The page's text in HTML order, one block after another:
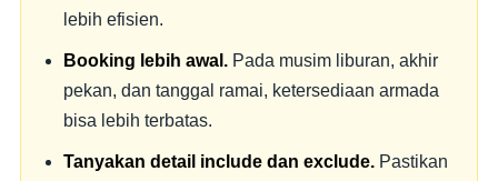
lebih efisien.
Booking lebih awal. Pada musim liburan, akhir
pekan, dan tanggal ramai, ketersediaan armada
bisa lebih terbatas.
Tanyakan detail include dan exclude. Pastikan